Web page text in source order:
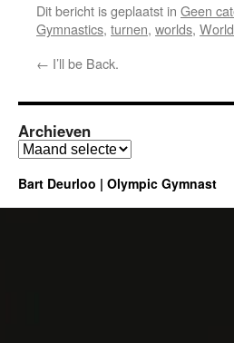
Dit bericht is geplaatst in Geen
Gymnastics, turnen, worlds,
← I’ll be Back.
Archieven
Archieven
Bart Deurloo | Olympic Gymnast